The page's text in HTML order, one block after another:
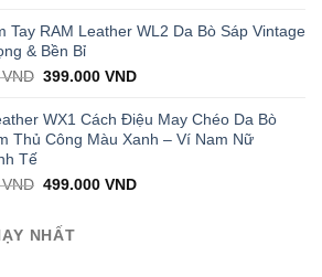
was:
1.000.000 VND.
is:
Tay RAM Leather WL2 Da Bò Sáp Vintage
& Bền Bỉ
VND Original
was:
1.000.000 VND.
399.000VNDCurrent
is:
399.000 VND.
WX1 Cách Điệu May Chéo Da Bò
Thủ Công Màu Xanh – Ví Nam Nữ
Tế
VND Original
was:
1.000.000 VND.
499.000VNDCurrent
NHẤT